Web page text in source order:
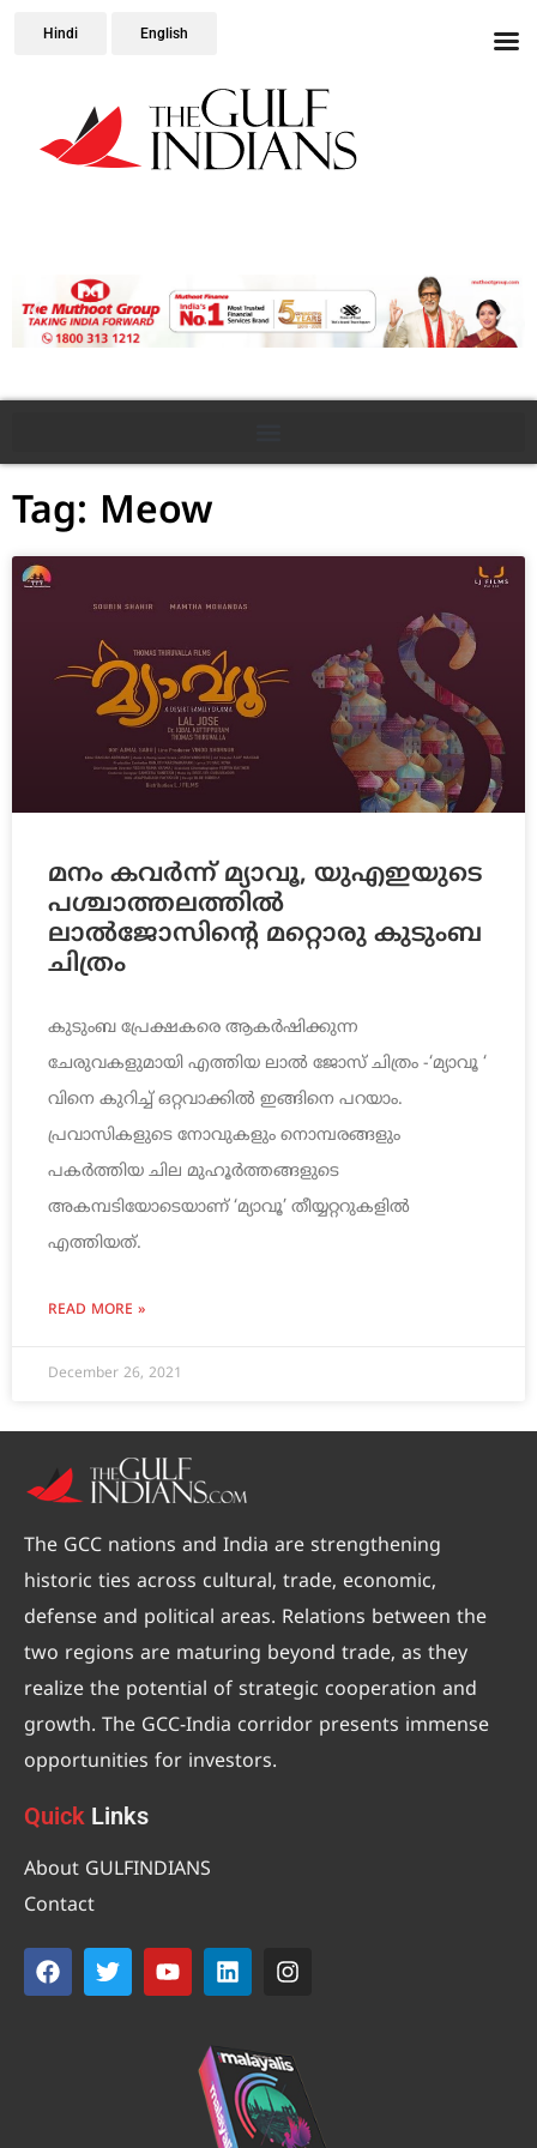
Hindi English
Tag: Meow
മനം കവര്‍ന്ന് മ്യാവൂ, യുഎഇയുടെ
പശ്ചാത്തലത്തില്‍
ലാല്‍ജോസിന്റെ മറ്റൊരു കുടുംബ
ചിത്രം
കുടുംബ പ്രേക്ഷകരെ ആകര്‍ഷിക്കുന്ന
ചേരുവകളുമായി എത്തിയ ലാല്‍ ജോസ് ചിത്രം -‘മ്യാവൂ ‘
വിനെ കുറിച്ച് ഒറ്റവാക്കില്‍ ഇങ്ങിനെ പറയാം.
പ്രവാസികളുടെ നോവുകളും നൊമ്പരങ്ങളും
പകര്‍ത്തിയ ചില മുഹൂര്‍ത്തങ്ങളുടെ
അകമ്പടിയോടെയാണ് ‘മ്യാവൂ’ തീയ്യറ്ററുകളില്‍
എത്തിയത്.
READ MORE »
December 26, 2021
The GCC nations and India are strengthening
historic ties across cultural, trade, economic,
defense and political areas. Relations between the
two regions are maturing beyond trade, as they
realize the potential of strategic cooperation and
growth. The GCC-India corridor presents immense
opportunities for investors.
Quick Links
About GULFINDIANS
Contact